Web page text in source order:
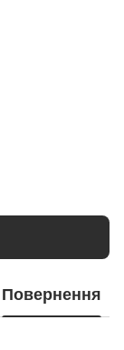
Повернення